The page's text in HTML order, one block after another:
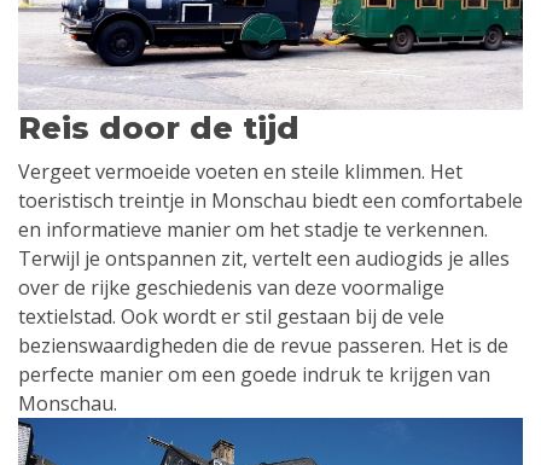
Reis door de tijd
Vergeet vermoeide voeten en steile klimmen. Het
toeristisch treintje in Monschau biedt een comfortabele
en informatieve manier om het stadje te verkennen.
Terwijl je ontspannen zit, vertelt een audiogids je alles
over de rijke geschiedenis van deze voormalige
textielstad. Ook wordt er stil gestaan bij de vele
bezienswaardigheden die de revue passeren. Het is de
perfecte manier om een goede indruk te krijgen van
Monschau.